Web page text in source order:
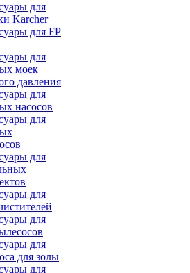
для
Karcher
для FP
для
моек
давления
для
насосов
для
для
для
для
для
для золы
для